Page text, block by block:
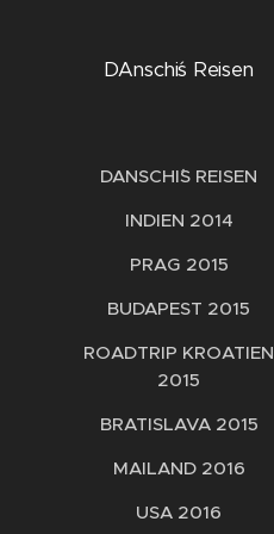
DAnschi´s Reisen
DANSCHI´S REISEN
INDIEN 2014
PRAG 2015
BUDAPEST 2015
ROADTRIP KROATIEN
2015
BRATISLAVA 2015
MAILAND 2016
USA 2016